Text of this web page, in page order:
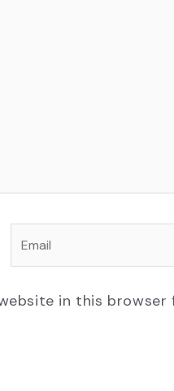
in this